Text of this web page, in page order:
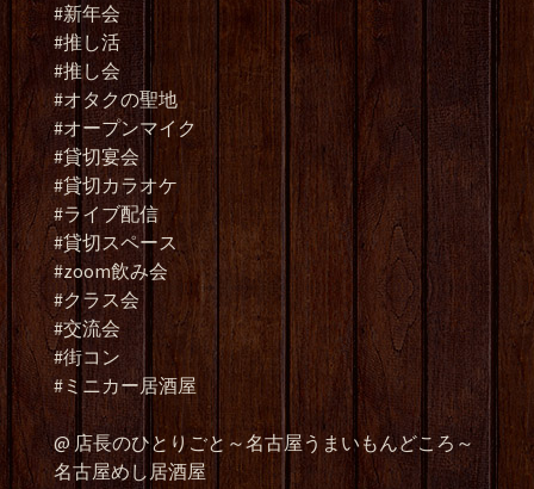
#新年会
#推し活
#推し会
#オタクの聖地
#オープンマイク
#貸切宴会
#貸切カラオケ
#ライブ配信
#貸切スペース
#zoom飲み会
#クラス会
#交流会
#街コン
#ミニカー居酒屋
@ 店長のひとりごと～名古屋うまいもんどころ～
名古屋めし居酒屋